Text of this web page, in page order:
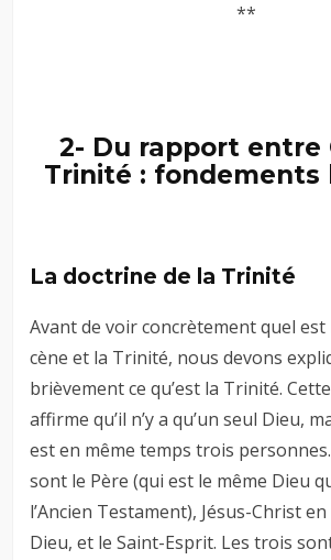
**
2- Du rapport entre
Trinité : fondements
La doctrine de la Trinité
Avant de voir concrètement quel
cène et la Trinité, nous devons
brièvement ce qu’est la Trinité.
affirme qu’il n’y a qu’un seul Dieu,
est en même temps trois
sont le Père (qui est le même Dieu
l’Ancien Testament), Jésus-Christ
Dieu, et le Saint-Esprit. Les trois